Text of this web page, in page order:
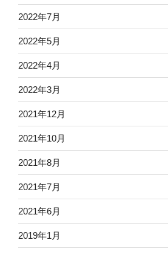
2022年7月
2022年5月
2022年4月
2022年3月
2021年12月
2021年10月
2021年8月
2021年7月
2021年6月
2019年1月